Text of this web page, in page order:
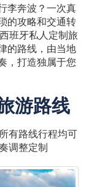
李奔波？一次真
的攻略和交通转
班牙私人定制旅
的路线，由当地
，打造独属于您
游路线
有路线行程均可
调整定制